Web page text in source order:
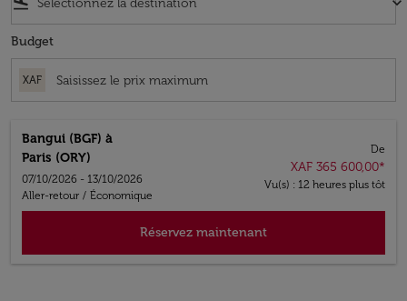
Budget
XAF
Bangui (BGF) à
Paris (ORY)
07/10/2026 - 13/10/2026
Aller-retour / Économique
De
XAF 365 600,00*
Vu(s) : 12 heures plus tôt
Réservez maintenant